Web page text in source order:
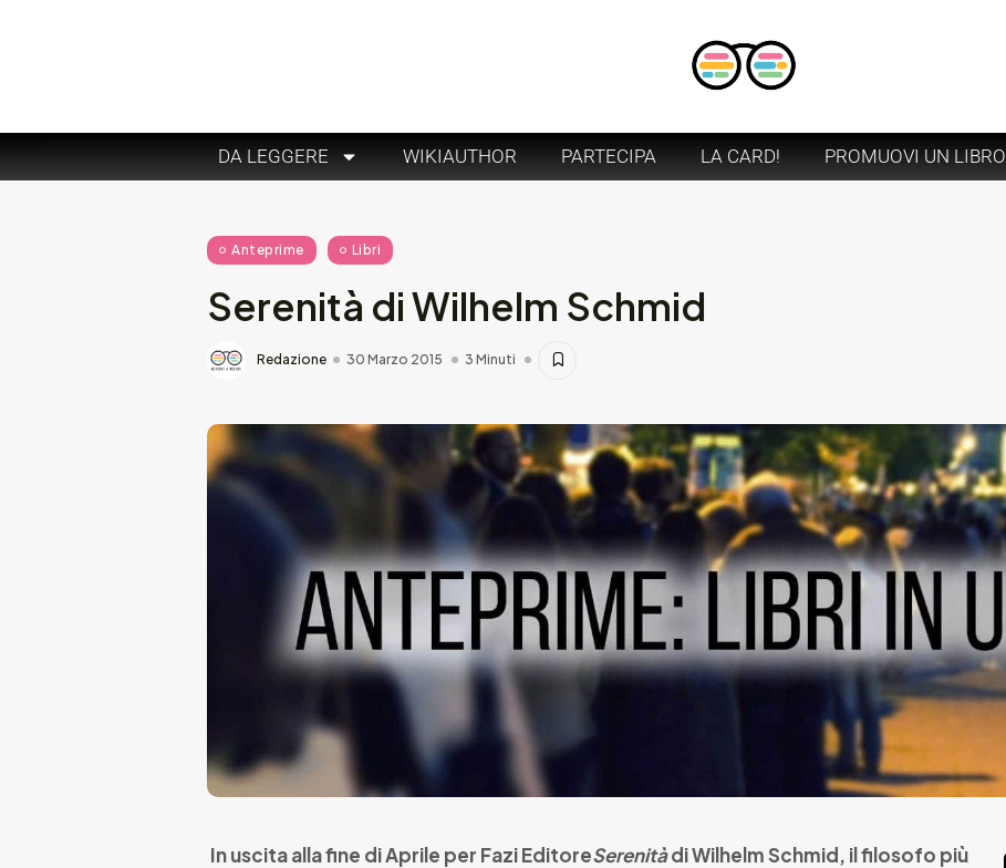
DA LEGGERE WIKIAUTHOR PARTECIPA LA CARD! PROMUOVI UN LIBRO
Anteprime Libri
Serenità di Wilhelm Schmid
Redazione 30 Marzo 2015 3 Minuti
In uscita alla fine di Aprile per Fazi EditoreSerenitàdi Wilhelm Schmid, il filosofo più